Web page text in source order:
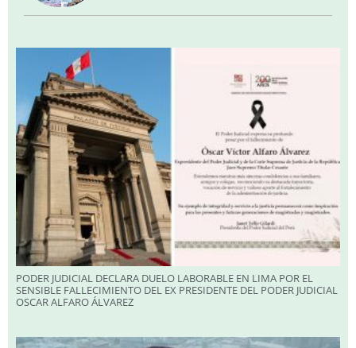
PODER JUDICIAL DECLARA DUELO LABORABLE EN LIMA POR EL
SENSIBLE FALLECIMIENTO DEL EX PRESIDENTE DEL PODER JUDICIAL
OSCAR ALFARO ÁLVAREZ